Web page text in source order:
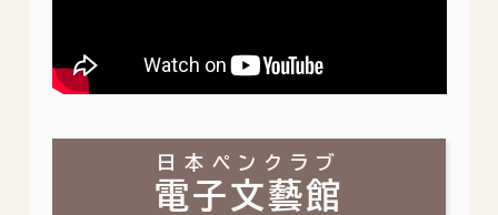
日本ペンクラブ
電子文藝館